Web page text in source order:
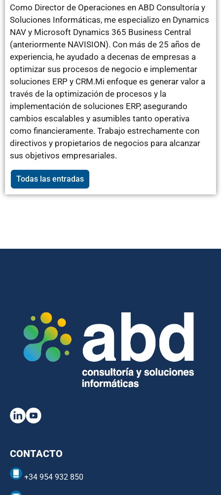
Como Director de Operaciones en ABD Consultoría y
Soluciones Informáticas, me especializo en Dynamics
NAV y Microsoft Dynamics 365 Business Central
(anteriormente NAVISION). Con más de 25 años de
experiencia, he ayudado a decenas de empresas a
optimizar sus procesos de negocio e implementar
soluciones ERP y CRM.Mi enfoque es generar valor a
través de la optimización de procesos y la
implementación de soluciones ERP, asegurando
cambios escalables y asumibles tanto operativa
como financieramente. Trabajo estrechamente con
directivos y propietarios de negocios para alcanzar
sus objetivos empresariales.
Todas las entradas
CONTACTO
+34 954 932 850